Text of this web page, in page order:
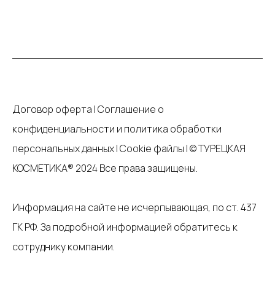
Договор оферта |Соглашение о
конфиденциальности и политика обработки
персональных данных|Cookie файлы | © ТУРЕЦКАЯ
КОСМЕТИКА® 2024 Все права защищены.
Информация на сайте не исчерпывающая, по ст. 437
ГК РФ.За подробной информацией обратитесь к
сотруднику компании.